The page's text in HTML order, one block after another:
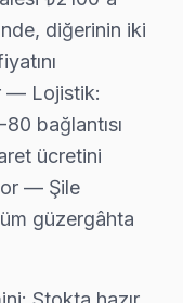
DPU serisi, bu
bir teknik analiz
Teknik
binalardan
diğerinin iki
— Lojistik:
bağlantısı
ücretini
— Şile
güzergâhta